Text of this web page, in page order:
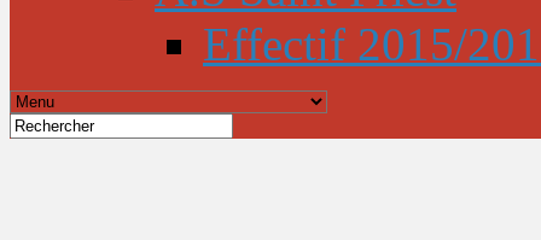
Effectif 2015/